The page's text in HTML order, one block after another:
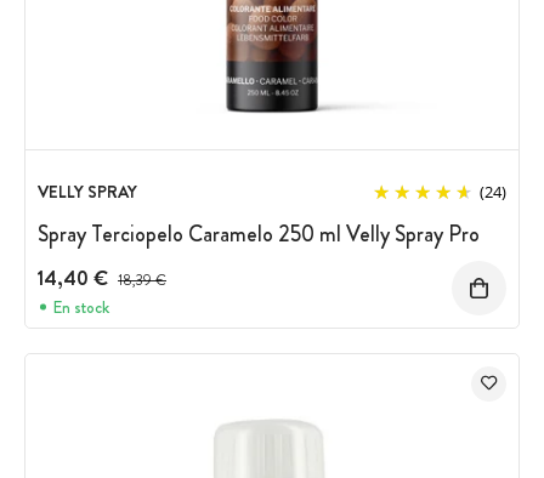
VELLY SPRAY (24)
Spray Terciopelo Caramelo 250 ml Velly Spray Pro
14,40 € Precio antes del descuento
18,39 €
En stock